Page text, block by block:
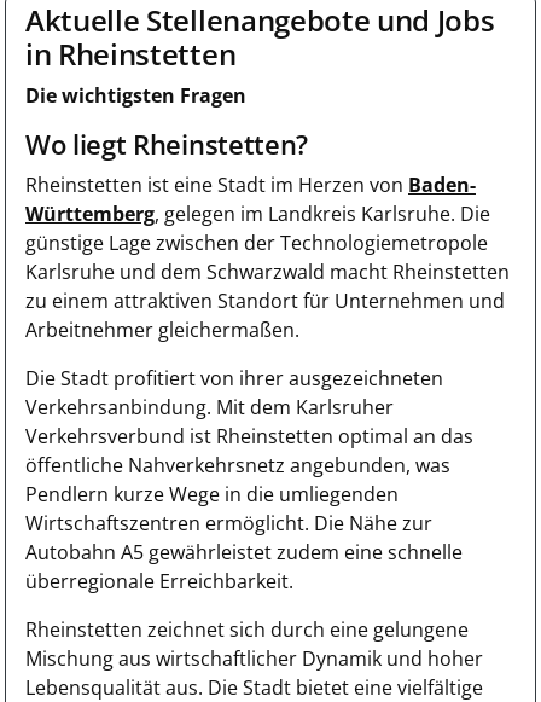
Aktuelle Stellenangebote und Jobs
in Rheinstetten
Die wichtigsten Fragen
Wo liegt Rheinstetten?
Rheinstetten ist eine Stadt im Herzen von Baden-
Württemberg, gelegen im Landkreis Karlsruhe. Die
günstige Lage zwischen der Technologiemetropole
Karlsruhe und dem Schwarzwald macht Rheinstetten
zu einem attraktiven Standort für Unternehmen und
Arbeitnehmer gleichermaßen.
Die Stadt profitiert von ihrer ausgezeichneten
Verkehrsanbindung. Mit dem Karlsruher
Verkehrsverbund ist Rheinstetten optimal an das
öffentliche Nahverkehrsnetz angebunden, was
Pendlern kurze Wege in die umliegenden
Wirtschaftszentren ermöglicht. Die Nähe zur
Autobahn A5 gewährleistet zudem eine schnelle
überregionale Erreichbarkeit.
Rheinstetten zeichnet sich durch eine gelungene
Mischung aus wirtschaftlicher Dynamik und hoher
Lebensqualität aus. Die Stadt bietet eine vielfältige